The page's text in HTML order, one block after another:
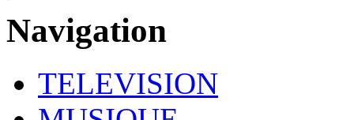
Navigation
TELEVISION